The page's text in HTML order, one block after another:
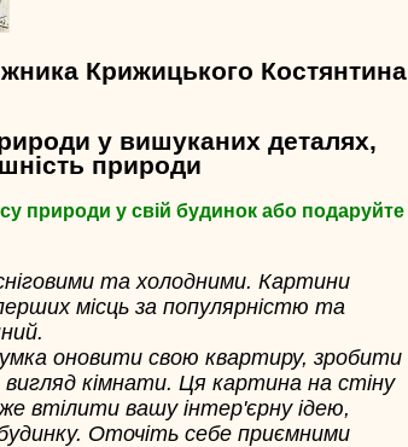
Крижицького Костянтина
у вишуканих деталях,
природи
природи у свій будинок або подаруйте
та холодними. Картини
місць за популярністю та
оновити свою квартиру, зробити
кімнати. Ця картина на стіну
втілити вашу інтер'єрну ідею,
Оточіть себе приємними